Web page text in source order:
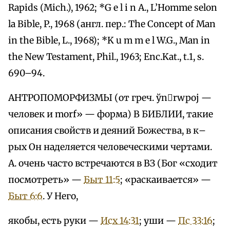
Rapids (Mich.), 1962; *G e l i n A., L’Homme selon
la Bible, P., 1968 (англ. пер.: The Concept of Man
in the Bible, L., 1968); *K u m m e l W.G., Man in
the New Testament, Phil., 1963; Enc.Kat., t.1, s.
690–94.
АНТРОПОМОРФИЗМЫ (от греч. ўnrwpoj —
человек и morf» — форма) В БИБЛИИ, такие
описания свойств и деяний Божества, в к–
рых Он наделяется человеческими чертами.
А. очень часто встречаются в ВЗ (Бог «сходит
посмотреть» — Быт 11:5; «раскаивается» —
Быт 6:6. У Него,
якобы, есть руки — Исх 14:31; уши — Пс 33:16;